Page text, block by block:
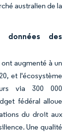
australien de la
des
augmenté à un
et l'écosystème
via 300 000
fédéral alloue
du droit aux
Une qualité